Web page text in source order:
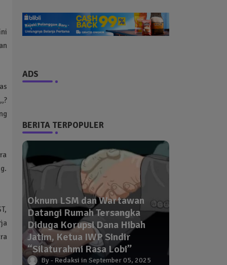
ADS
BERITA TERPOPULER
Oknum LSM dan Wartawan
Datangi Rumah Tersangka
Diduga Korupsi Dana Hibah
Jatim, Ketua IWP Sindir
“Silaturahmi Rasa Lobi”
Redaksi September 05, 2025